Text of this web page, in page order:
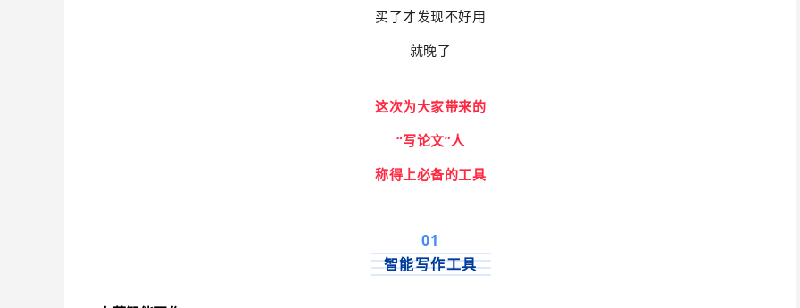
买了才发现不好用
就晚了
这次为大家带来的
“写论文”人
称得上必备的工具
01
智能写作工具